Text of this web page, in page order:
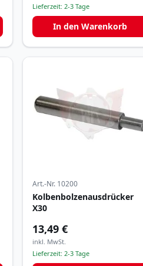
Lieferzeit: 2-3 Tage
In den Warenkorb
Art.-Nr. 10200
Kolbenbolzenausdrücker
X30
13,49 €
inkl. MwSt.
Lieferzeit: 2-3 Tage